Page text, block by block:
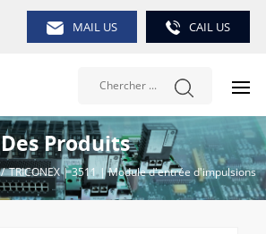
MAIL US CAIL US
Des Produits
/ TRICONEX | 3511 | Module d'entrée d'impulsions